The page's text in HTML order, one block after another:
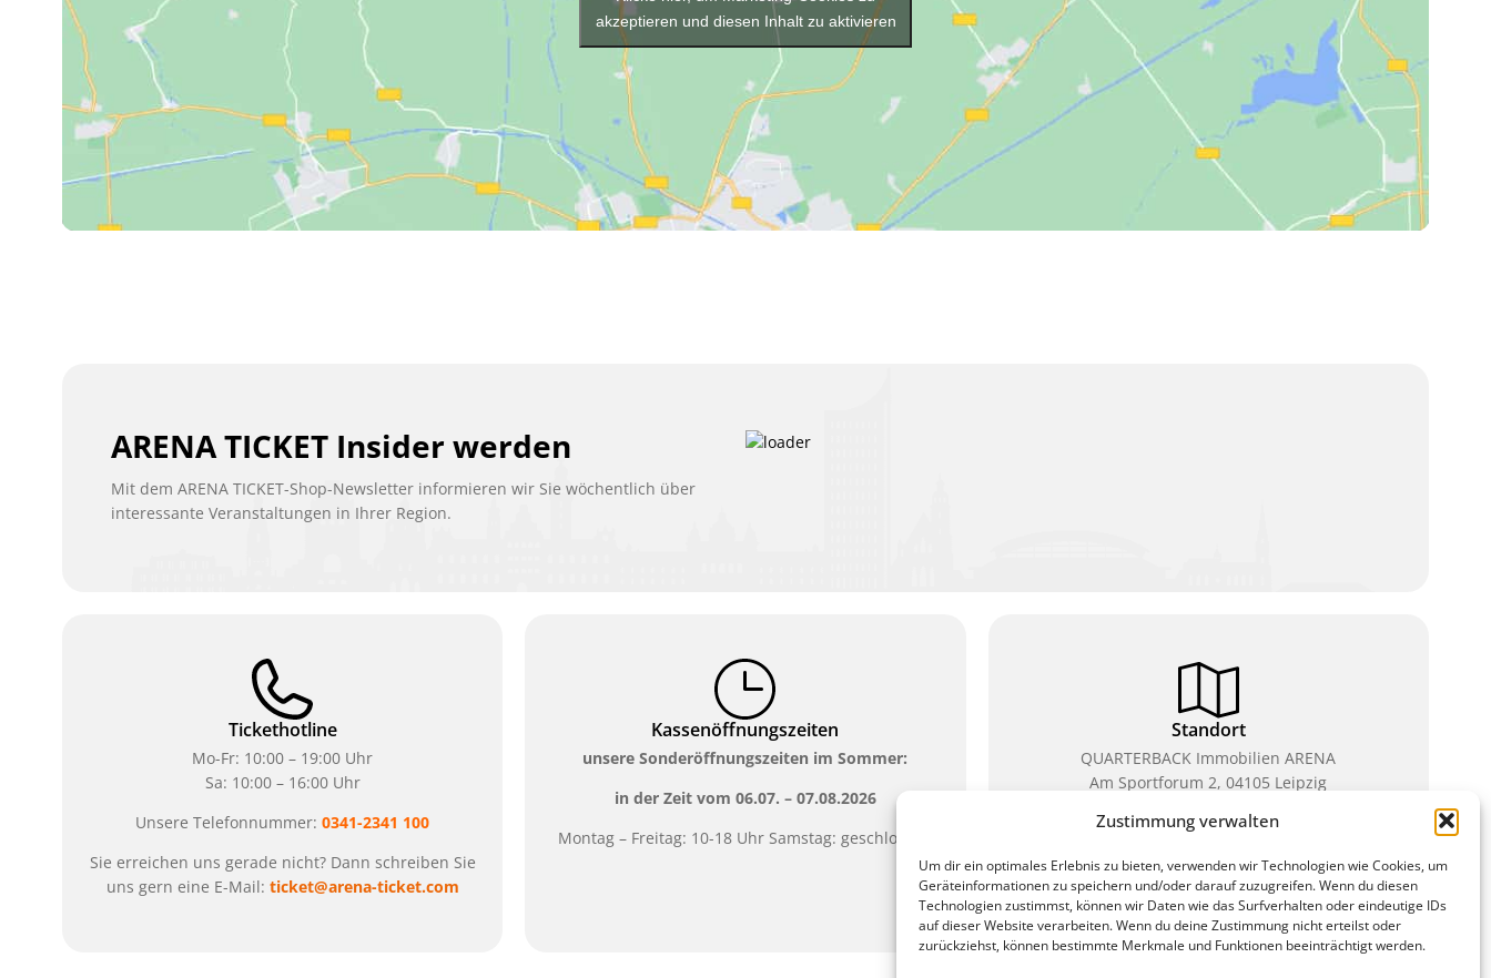
Zustimmung verwalten
Um dir ein optimales Erlebnis zu bieten, verwenden wir Technologien wie Cookies, um
Geräteinformationen zu speichern und/oder darauf zuzugreifen. Wenn du diesen
Technologien zustimmst, können wir Daten wie das Surfverhalten oder eindeutige IDs
auf dieser Website verarbeiten. Wenn du deine Zustimmung nicht erteilst oder
zurückziehst, können bestimmte Merkmale und Funktionen beeinträchtigt werden.
akzeptieren und diesen Inhalt zu aktivieren
ARENA TICKET Insider werden
Mit dem ARENA TICKET-Shop-Newsletter informieren wir Sie wöchentlich über
interessante Veranstaltungen in Ihrer Region.
Tickethotline
Mo-Fr: 10:00 – 19:00 Uhr
Sa: 10:00 – 16:00 Uhr
Unsere Telefonnummer:0341-2341 100
Sie erreichen uns gerade nicht? Dann schreiben Sie
uns gern eine E-Mail: ticket@arena-ticket.com
Kassenöffnungszeiten
unsere Sonderöffnungszeiten im Sommer:
in der Zeit vom 06.07. – 07.08.2026
Montag – Freitag: 10-18 Uhr Samstag: geschlossen
Standort
QUARTERBACK Immobilien ARENA
Am Sportforum 2, 04105 Leipzig
Sie erreichen uns mit dem Öffentlichen Nahverkehr:
Waldplatz/Arena. Kostenfreies Parken ist während
des Ticketkaufs möglich.